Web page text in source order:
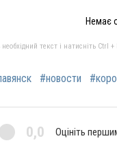
Немає
текст і натисніть Ctrl
#новости
0,0 Оцініть